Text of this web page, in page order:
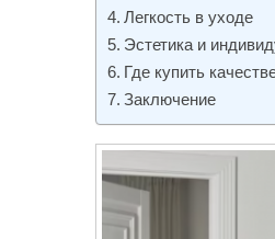
Легкость в уходе
Эстетика и
Где купить
Заключение